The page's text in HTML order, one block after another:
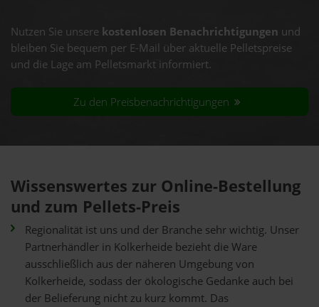
Nutzen Sie unsere kostenlosen Benachrichtigungen und
bleiben Sie bequem per E-Mail über aktuelle Pelletspreise
und die Lage am Pelletsmarkt informiert.
Zu den Preisbenachrichtigungen
Wissenswertes zur Online-Bestellung
und zum Pellets-Preis
Regionalität ist uns und der Branche sehr wichtig. Unser
Partnerhändler in Kolkerheide bezieht die Ware
ausschließlich aus der näheren Umgebung von
Kolkerheide, sodass der ökologische Gedanke auch bei
der Belieferung nicht zu kurz kommt. Das